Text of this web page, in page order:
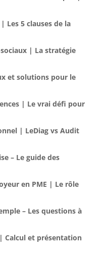
Les 5 clauses de la
| La stratégie
et solutions pour le
| Le vrai défi pour
| LeDiag vs Audit
– Le guide des
en PME | Le rôle
– Les questions à
Calcul et présentation